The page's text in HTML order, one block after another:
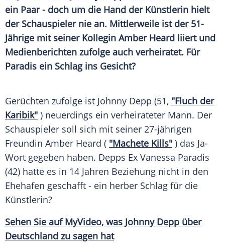
ein Paar - doch um die Hand der Künstlerin hielt
der Schauspieler nie an. Mittlerweile ist der 51-
Jährige mit seiner Kollegin Amber Heard liiert und
Medienberichten zufolge auch verheiratet. Für
Paradis ein Schlag ins Gesicht?
Gerüchten zufolge ist Johnny Depp (51, "Fluch der
Karibik" ) neuerdings ein verheirateter Mann. Der
Schauspieler soll sich mit seiner 27-jährigen
Freundin Amber Heard ( "Machete Kills" ) das Ja-
Wort gegeben haben. Depps Ex Vanessa Paradis
(42) hatte es in 14 Jahren Beziehung nicht in den
Ehehafen geschafft - ein herber Schlag für die
Künstlerin?
Sehen Sie auf MyVideo, was Johnny Depp über
Deutschland zu sagen hat